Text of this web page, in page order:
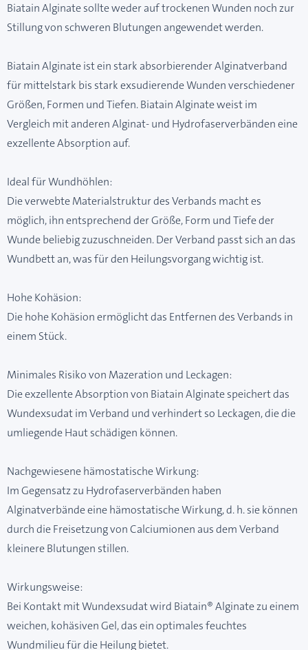
Biatain Alginate sollte weder auf trockenen Wunden noch zur
Stillung von schweren Blutungen angewendet werden.
Biatain Alginate ist ein stark absorbierender Alginatverband
für mittelstark bis stark exsudierende Wunden verschiedener
Größen, Formen und Tiefen. Biatain Alginate weist im
Vergleich mit anderen Alginat- und Hydrofaserverbänden eine
exzellente Absorption auf.
Ideal für Wundhöhlen:
Die verwebte Materialstruktur des Verbands macht es
möglich, ihn entsprechend der Größe, Form und Tiefe der
Wunde beliebig zuzuschneiden. Der Verband passt sich an das
Wundbett an, was für den Heilungsvorgang wichtig ist.
Hohe Kohäsion:
Die hohe Kohäsion ermöglicht das Entfernen des Verbands in
einem Stück.
Minimales Risiko von Mazeration und Leckagen:
Die exzellente Absorption von Biatain Alginate speichert das
Wundexsudat im Verband und verhindert so Leckagen, die die
umliegende Haut schädigen können.
Nachgewiesene hämostatische Wirkung:
Im Gegensatz zu Hydrofaserverbänden haben
Alginatverbände eine hämostatische Wirkung, d. h. sie können
durch die Freisetzung von Calciumionen aus dem Verband
kleinere Blutungen stillen.
Wirkungsweise:
Bei Kontakt mit Wundexsudat wird Biatain® Alginate zu einem
weichen, kohäsiven Gel, das ein optimales feuchtes
Wundmilieu für die Heilung bietet.